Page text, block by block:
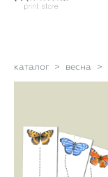
каталог > весна >